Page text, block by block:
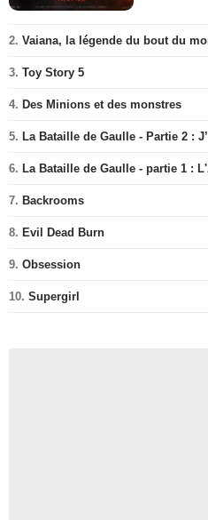
2. Vaiana, la légende du bout du
3. Toy Story 5
4. Des Minions et des monstres
5. La Bataille de Gaulle - Partie 2 :
6. La Bataille de Gaulle - partie 1 :
7. Backrooms
8. Evil Dead Burn
9. Obsession
10. Supergirl